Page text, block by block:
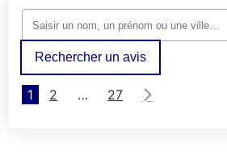
Rechercher un avis
1 2 … 27